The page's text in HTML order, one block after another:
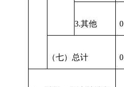
3.其他 0
（七）总计 0